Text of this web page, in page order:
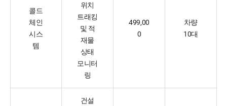
콜드
체인
시스
템
위치
트래킹
및 적
재물
상태
모니터
링
499,00
0
차량
10대
건설